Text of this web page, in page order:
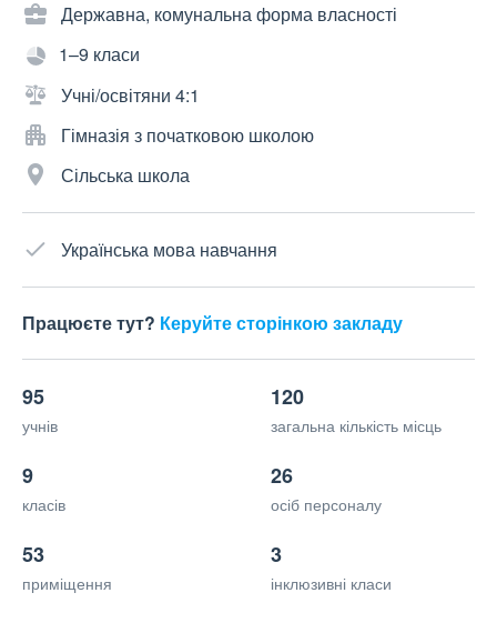
Державна, комунальна форма власності
1–9 класи
Учні/освітяни 4:1
Гімназія з початковою школою
Сільська школа
Українська мова навчання
Працюєте тут? Керуйте сторінкою закладу
95
учнів
120
загальна кількість місць
9
класів
26
осіб персоналу
53
приміщення
3
інклюзивні класи